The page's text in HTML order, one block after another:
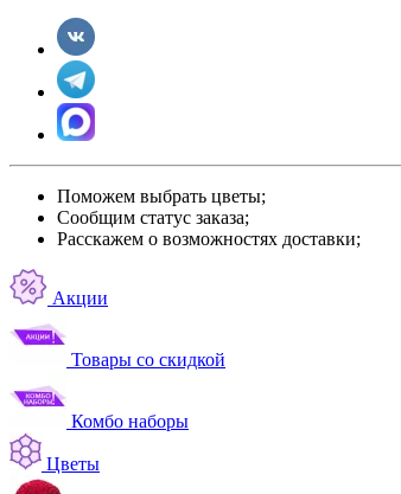
Поможем выбрать цветы;
Сообщим статус заказа;
Расскажем о возможностях доставки;
Акции
Товары со скидкой
Комбо наборы
Цветы